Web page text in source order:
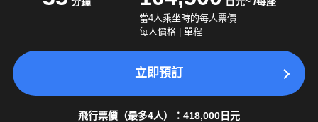
當4人乘坐時的每人票價
每人價格 | 單程
立即預訂
飛行票價（最多4人）：418,000日元